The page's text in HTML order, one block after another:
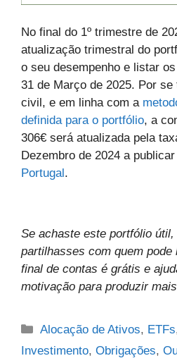
No final do 1º trimestre de
atualização trimestral do
o seu desempenho e listar
31 de Março de 2025. Por
civil, e em linha com a
definida para o portfólio, a
306€ será atualizada pela
Dezembro de 2024 a
Portugal.
Se achaste este portfólio
partilhasses com quem pode
final de contas é grátis e
motivação para produzir
Categories
Alocação de Ativos, ETFs
Investimento, Obrigações,